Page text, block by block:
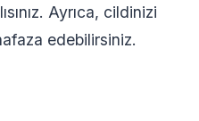
Ayrıca, cildinizi
edebilirsiniz.